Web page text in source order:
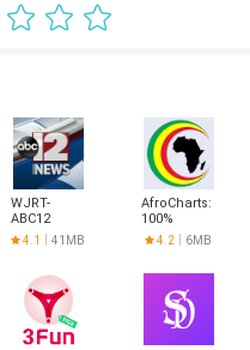
WJRT-
ABC12
4.1 41MB
AfroCharts:
100%
African
Music
4.2 6MB